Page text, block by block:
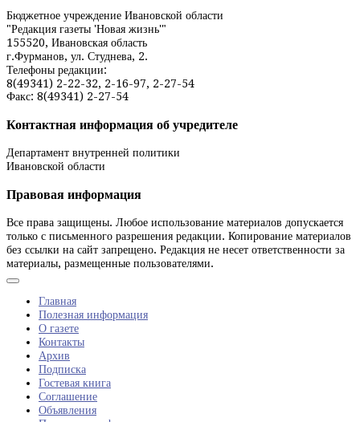
Бюджетное учреждение Ивановской области
"Редакция газеты 'Новая жизнь'"
155520, Ивановская область
г.Фурманов, ул. Студнева, 2.
Телефоны редакции:
8(49341) 2-22-32, 2-16-97, 2-27-54
Факс: 8(49341) 2-27-54
Контактная информация об учредителе
Департамент внутренней политики
Ивановской области
Правовая информация
Все права защищены. Любое использование материалов допускается
только с письменного разрешения редакции. Копирование материалов
без ссылки на сайт запрещено. Редакция не несет ответственности за
материалы, размещенные пользователями.
Главная
Полезная информация
О газете
Контакты
Архив
Подписка
Гостевая книга
Соглашение
Объявления